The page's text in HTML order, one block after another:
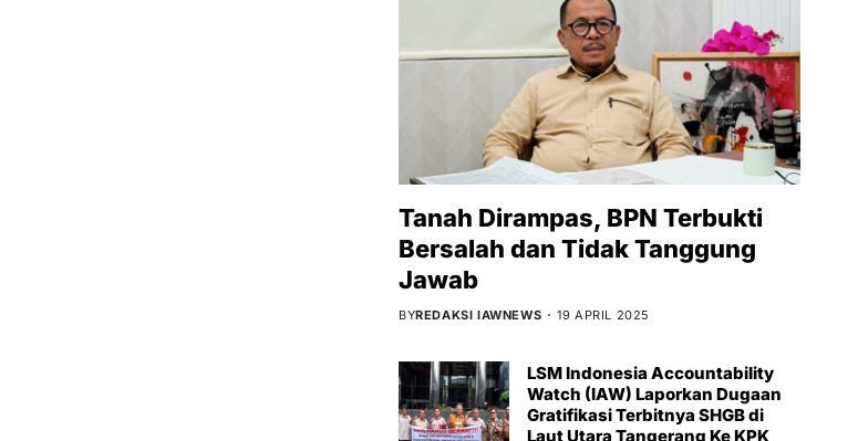
Tanah Dirampas, BPN Terbukti
Bersalah dan Tidak Tanggung
Jawab
BYREDAKSI IAWNEWS 19 APRIL 2025
LSM Indonesia Accountability
Watch (IAW) Laporkan Dugaan
Gratifikasi Terbitnya SHGB di
Laut Utara Tangerang Ke KPK